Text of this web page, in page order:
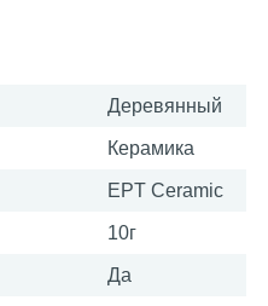
Деревянный
Керамика
EPT Ceramic
10г
Да